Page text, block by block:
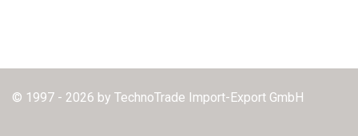
© 1997 - 2026 by TechnoTrade Import-Export GmbH